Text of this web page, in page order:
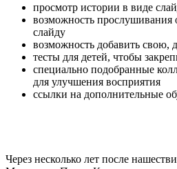
просмотр истории в виде
возможность прослушивания
слайду
возможность добавить свою,
тесты для детей, чтобы
специально подобранные
для улучшения восприятия
ссылки на дополнительные
Через несколько лет после